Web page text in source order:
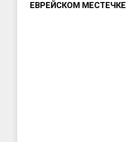
ЕВРЕЙСКОМ МЕСТЕЧКЕ